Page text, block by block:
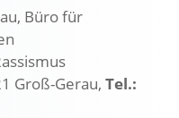
Büro für
Groß-Gerau, Tel.: